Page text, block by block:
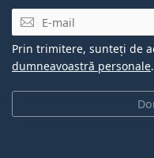
E-mail
Prin trimitere, sunteți de
dumneavoastră personale.